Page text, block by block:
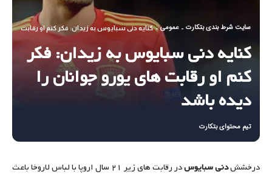
سایت شرط بندی بتکارت - عمومی - کنایه دنی سبایوس به زیدان: فکر کنم او رقابت های
کنایه دنی سبایوس به زیدان: فکر
کنم او رقابت های یورو جوانان را
دیده باشد
تیم محتوای بتکارت
درخششدنی سبایوس
در رقابت های زیر ۲۱ سال اروپا با لباس لاروخا باعث